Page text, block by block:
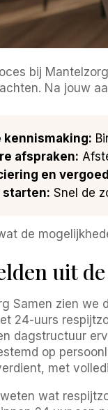
bij
Na jouw
kennismaking:
afspraken:
en
starten: Snel de
de
uit
Samen zien we
24-uurs
dagstructuur
op
met
wat